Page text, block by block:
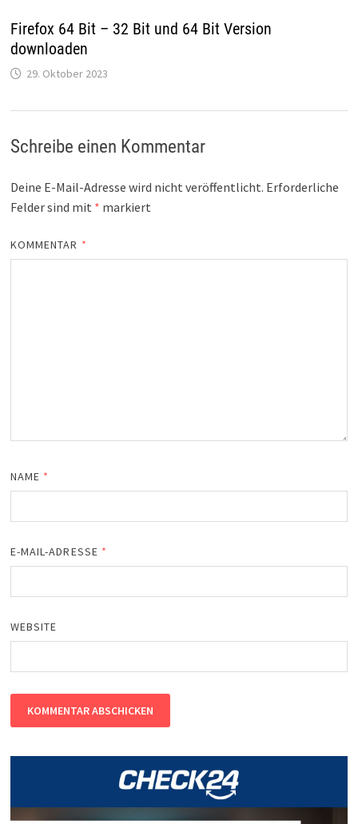
Firefox 64 Bit – 32 Bit und 64 Bit Version
downloaden
29. Oktober 2023
Schreibe einen Kommentar
Deine E-Mail-Adresse wird nicht veröffentlicht. Erforderliche
Felder sind mit * markiert
KOMMENTAR *
NAME *
E-MAIL-ADRESSE *
WEBSITE